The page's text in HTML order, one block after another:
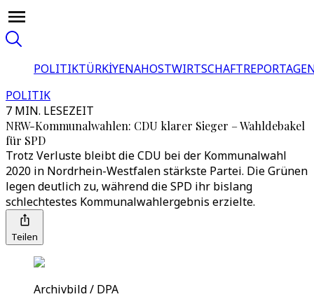
POLITIKTÜRKİYENAHOSTWIRTSCHAFT
POLITIK
7 MIN. LESEZEIT
NRW-Kommunalwahlen: CDU klarer Sieger – Wahldebakel
für SPD
Trotz Verluste bleibt die CDU bei der Kommunalwahl
2020 in Nordrhein-Westfalen stärkste Partei. Die Grünen
legen deutlich zu, während die SPD ihr bislang
schlechtestes Kommunalwahlergebnis erzielte.
Teilen
Archivbild / DPA